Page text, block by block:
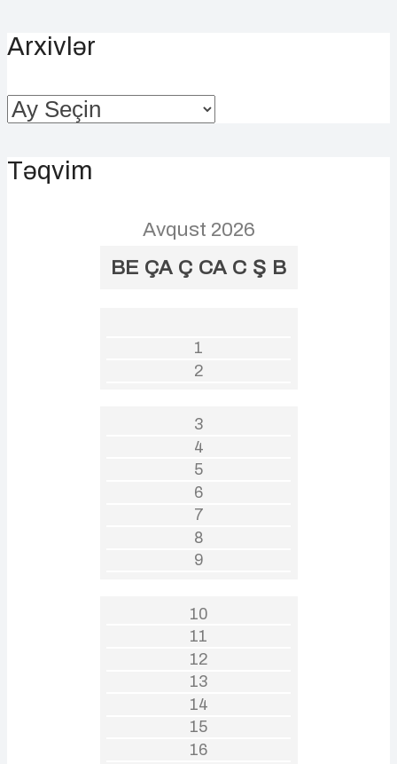
Arxivlər
Arxivlər
Təqvim
Avqust 2026
BE ÇA Ç CA C Ş B
1
2
3
4
5
6
7
8
9
10
11
12
13
14
15
16